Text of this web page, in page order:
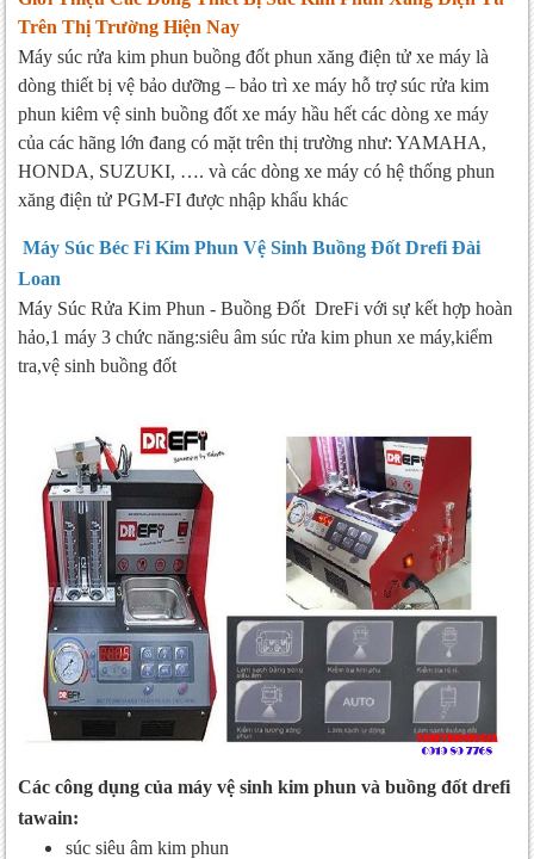
Trên Thị Trường Hiện Nay
Máy súc rửa kim phun buồng đốt phun xăng điện tử xe máy là
dòng thiết bị vệ bảo dưỡng – bảo trì xe máy hỗ trợ súc rửa kim
phun kiêm vệ sinh buồng đốt xe máy hầu hết các dòng xe máy
của các hãng lớn đang có mặt trên thị trường như: YAMAHA,
HONDA, SUZUKI, …. và các dòng xe máy có hệ thống phun
xăng điện tử PGM-FI được nhập khẩu khác
Máy Súc Béc Fi Kim Phun Vệ Sinh Buồng Đốt Drefi Đài
Loan
Máy Súc Rửa Kim Phun - Buồng Đốt DreFi với sự kết hợp hoàn
hảo,1 máy 3 chức năng:siêu âm súc rửa kim phun xe máy,kiểm
tra,vệ sinh buồng đốt
Các công dụng của máy vệ sinh kim phun và buồng đốt drefi
tawain:
súc siêu âm kim phun